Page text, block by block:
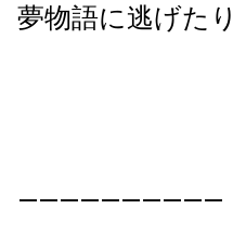
夢物語に逃げた
——————————